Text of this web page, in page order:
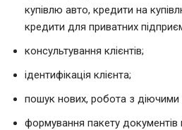
купівлю авто, кредити на
кредити для приватних
консультування клієнтів;
ідентифікація клієнта;
пошук нових, робота з діючими
формування пакету документів